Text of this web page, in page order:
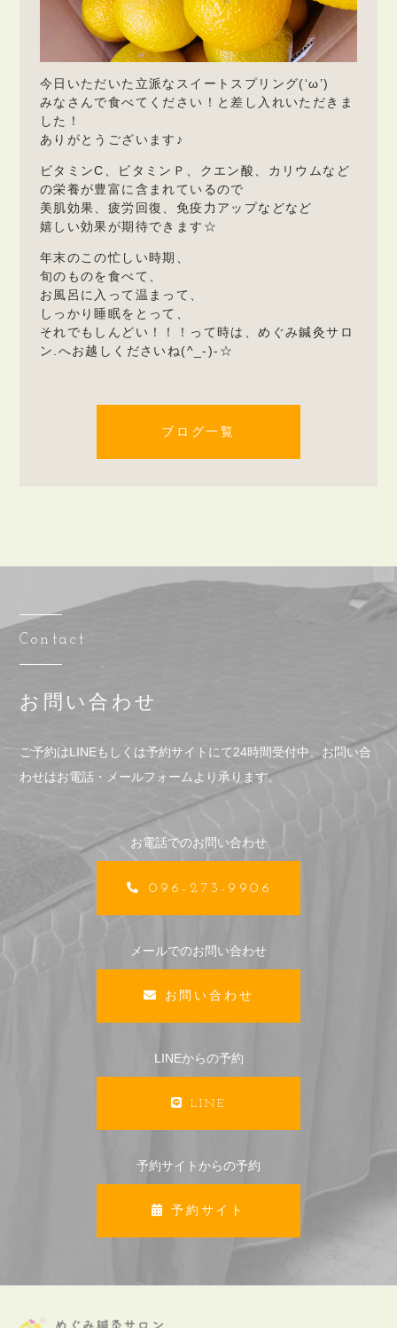
今日いただいた立派なスイートスプリング(‘ω’)
みなさんで食べてください！と差し入れいただきま
した！
ありがとうございます♪
ビタミンC、ビタミンＰ、クエン酸、カリウムなど
の栄養が豊富に含まれているので
美肌効果、疲労回復、免疫力アップなどなど
嬉しい効果が期待できます☆
年末のこの忙しい時期、
旬のものを食べて、
お風呂に入って温まって、
しっかり睡眠をとって、
それでもしんどい！！！って時は、めぐみ鍼灸サロ
ン.へお越しくださいね(^_-)-☆
ブログ一覧
Contact
お問い合わせ
ご予約はLINEもしくは予約サイトにて24時間受付中。 お問い合
わせはお電話・メールフォームより承ります。
お電話でのお問い合わせ
096-273-9906
メールでのお問い合わせ
お問い合わせ
LINEからの予約
LINE
予約サイトからの予約
予約サイト